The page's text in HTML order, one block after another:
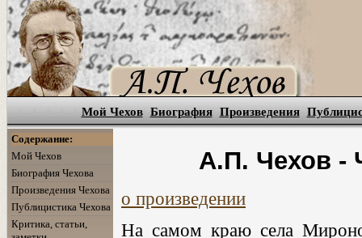
Мой Чехов Биография Произведения
Содержание:
Мой Чехов
Биография Чехова
Произведения Чехова
Публицистика Чехова
Критика, статьи,
А.П. Чехов -
о произведении
На самом краю села